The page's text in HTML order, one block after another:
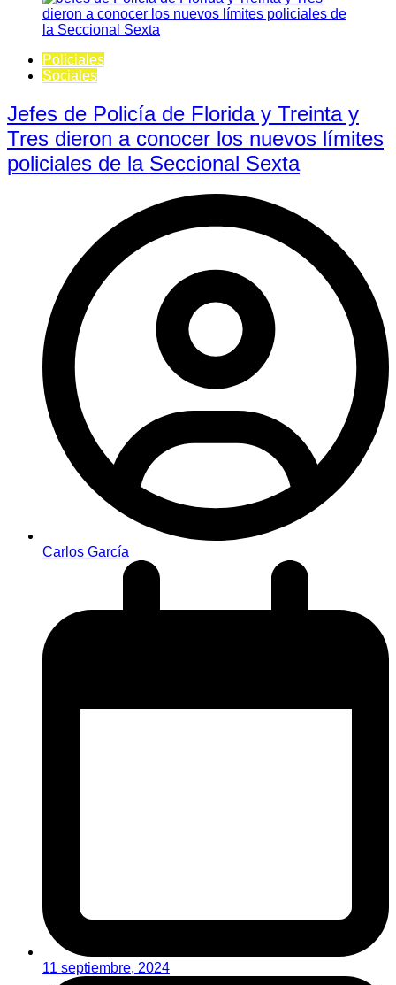
Policiales
Sociales
Jefes de Policía de Florida y Treinta y
Tres dieron a conocer los nuevos límites
policiales de la Seccional Sexta
Carlos García
11 septiembre, 2024